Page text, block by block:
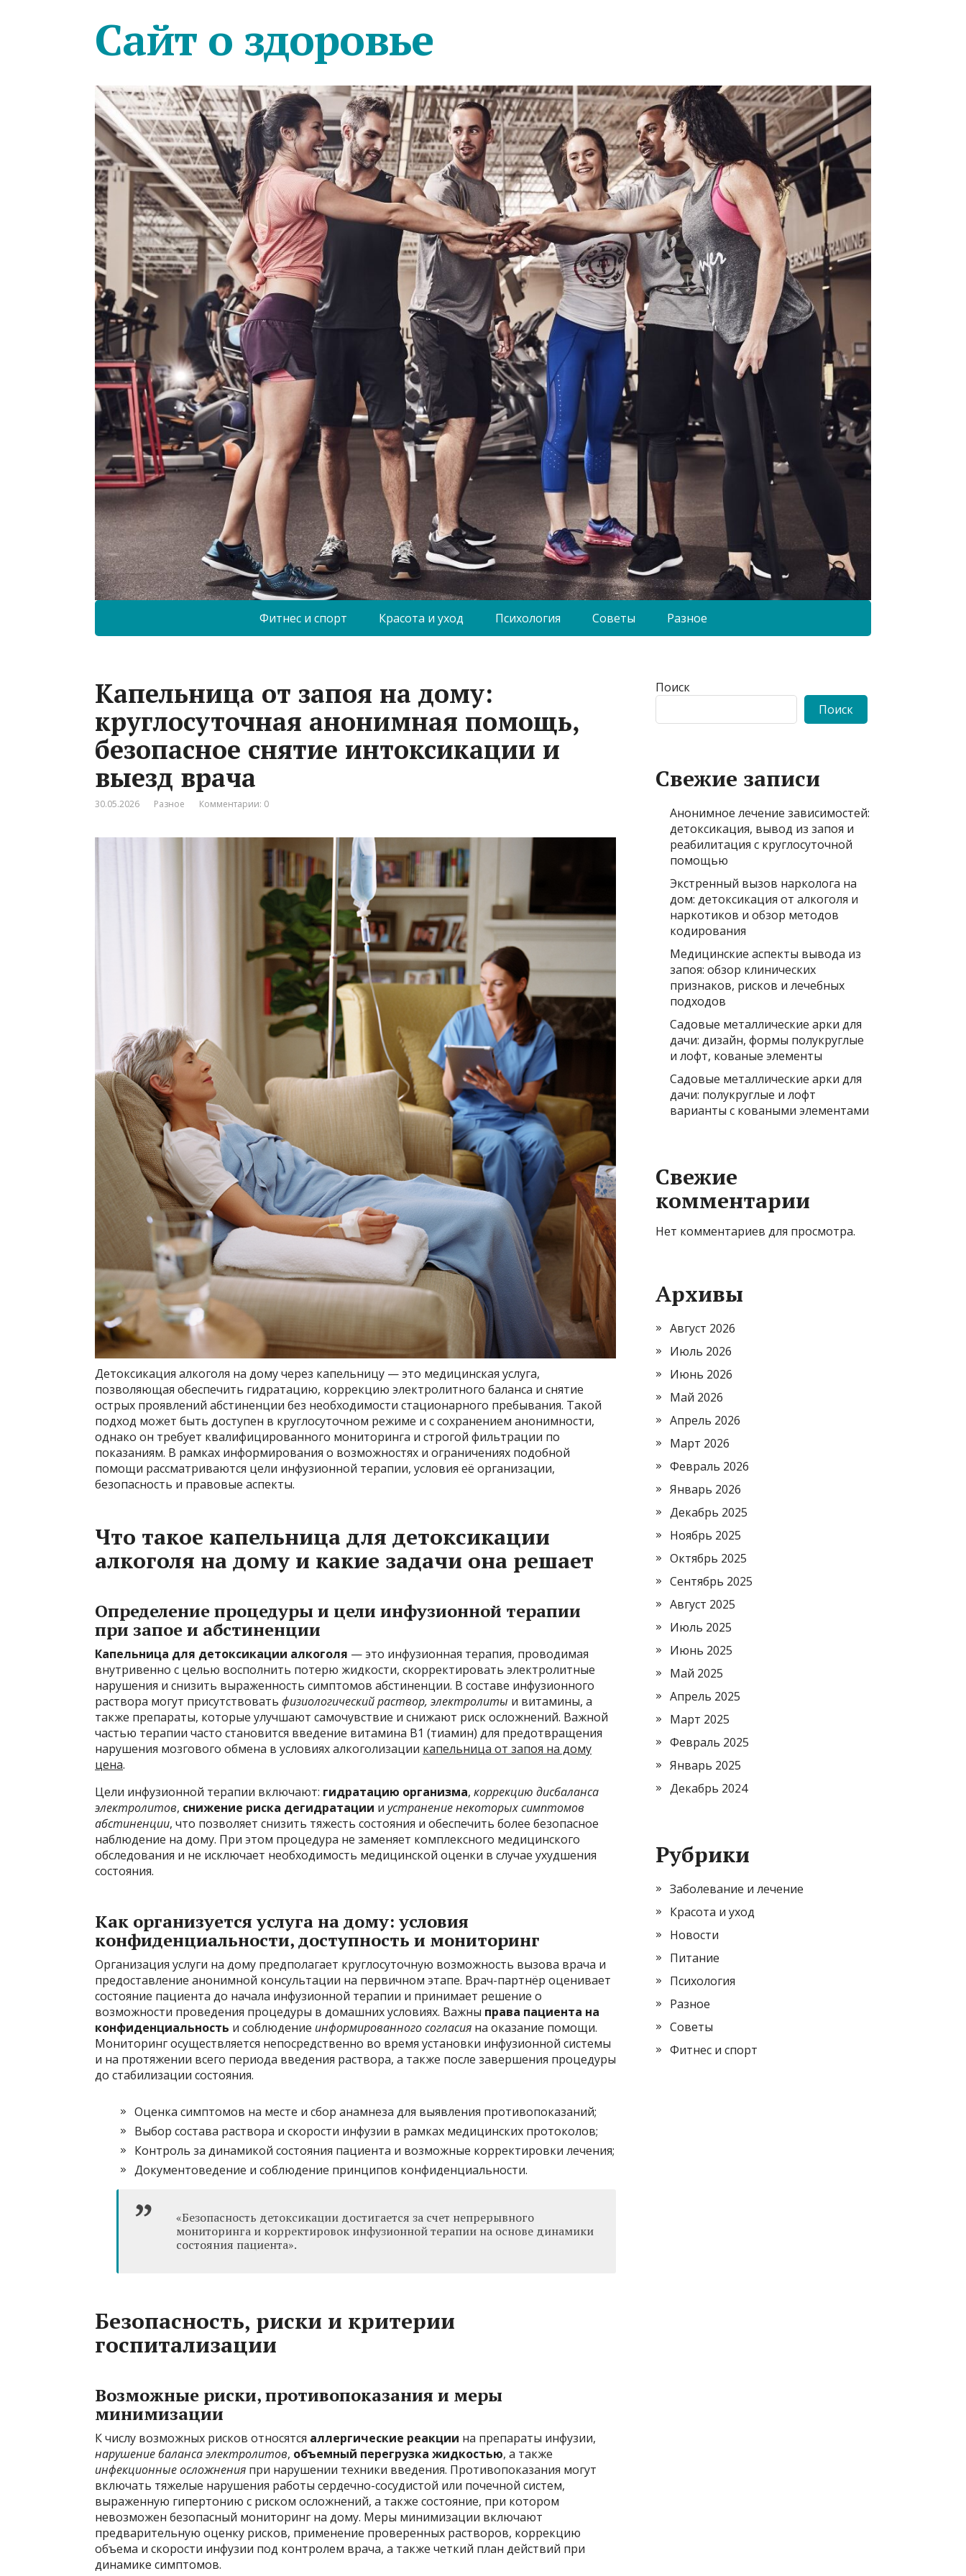
Сайт о здоровье
Фитнес и спорт Красота и уход Психология Советы Разное
Капельница от запоя на дому:
круглосуточная анонимная помощь,
безопасное снятие интоксикации и
выезд врача
30.05.2026 Разное Комментарии: 0
Детоксикация алкоголя на дому через капельницу — это медицинская услуга,
позволяющая обеспечить гидратацию, коррекцию электролитного баланса и снятие
острых проявлений абстиненции без необходимости стационарного пребывания. Такой
подход может быть доступен в круглосуточном режиме и с сохранением анонимности,
однако он требует квалифицированного мониторинга и строгой фильтрации по
показаниям. В рамках информирования о возможностях и ограничениях подобной
помощи рассматриваются цели инфузионной терапии, условия её организации,
безопасность и правовые аспекты.
Что такое капельница для детоксикации
алкоголя на дому и какие задачи она решает
Определение процедуры и цели инфузионной терапии
при запое и абстиненции
Капельница для детоксикации алкоголя — это инфузионная терапия, проводимая
внутривенно с целью восполнить потерю жидкости, скорректировать электролитные
нарушения и снизить выраженность симптомов абстиненции. В составе инфузионного
раствора могут присутствовать физиологический раствор, электролиты и витамины, а
также препараты, которые улучшают самочувствие и снижают риск осложнений. Важной
частью терапии часто становится введение витамина B1 (тиамин) для предотвращения
нарушения мозгового обмена в условиях алкоголизации капельница от запоя на дому
цена.
Цели инфузионной терапии включают: гидратацию организма, коррекцию дисбаланса
электролитов, снижение риска дегидратации и устранение некоторых симптомов
абстиненции, что позволяет снизить тяжесть состояния и обеспечить более безопасное
наблюдение на дому. При этом процедура не заменяет комплексного медицинского
обследования и не исключает необходимость медицинской оценки в случае ухудшения
состояния.
Как организуется услуга на дому: условия
конфиденциальности, доступность и мониторинг
Организация услуги на дому предполагает круглосуточную возможность вызова врача и
предоставление анонимной консультации на первичном этапе. Врач-партнёр оценивает
состояние пациента до начала инфузионной терапии и принимает решение о
возможности проведения процедуры в домашних условиях. Важны права пациента на
конфиденциальность и соблюдение информированного согласия на оказание помощи.
Мониторинг осуществляется непосредственно во время установки инфузионной системы
и на протяжении всего периода введения раствора, а также после завершения процедуры
до стабилизации состояния.
Оценка симптомов на месте и сбор анамнеза для выявления противопоказаний;
Выбор состава раствора и скорости инфузии в рамках медицинских протоколов;
Контроль за динамикой состояния пациента и возможные корректировки лечения;
Документоведение и соблюдение принципов конфиденциальности.
«Безопасность детоксикации достигается за счет непрерывного
мониторинга и корректировок инфузионной терапии на основе динамики
состояния пациента».
Безопасность, риски и критерии
госпитализации
Возможные риски, противопоказания и меры
минимизации
К числу возможных рисков относятся аллергические реакции на препараты инфузии,
нарушение баланса электролитов, объемный перегрузка жидкостью, а также
инфекционные осложнения при нарушении техники введения. Противопоказания могут
включать тяжелые нарушения работы сердечно-сосудистой или почечной систем,
выраженную гипертонию с риском осложнений, а также состояние, при котором
невозможен безопасный мониторинг на дому. Меры минимизации включают
предварительную оценку рисков, применение проверенных растворов, коррекцию
объема и скорости инфузии под контролем врача, а также четкий план действий при
динамике симптомов.
Поиск
Поиск
Свежие записи
Анонимное лечение зависимостей:
детоксикация, вывод из запоя и
реабилитация с круглосуточной
помощью
Экстренный вызов нарколога на
дом: детоксикация от алкоголя и
наркотиков и обзор методов
кодирования
Медицинские аспекты вывода из
запоя: обзор клинических
признаков, рисков и лечебных
подходов
Садовые металлические арки для
дачи: дизайн, формы полукруглые
и лофт, кованые элементы
Садовые металлические арки для
дачи: полукруглые и лофт
варианты с коваными элементами
Свежие
комментарии
Нет комментариев для просмотра.
Архивы
Август 2026
Июль 2026
Июнь 2026
Май 2026
Апрель 2026
Март 2026
Февраль 2026
Январь 2026
Декабрь 2025
Ноябрь 2025
Октябрь 2025
Сентябрь 2025
Август 2025
Июль 2025
Июнь 2025
Май 2025
Апрель 2025
Март 2025
Февраль 2025
Январь 2025
Декабрь 2024
Рубрики
Заболевание и лечение
Красота и уход
Новости
Питание
Психология
Разное
Советы
Фитнес и спорт